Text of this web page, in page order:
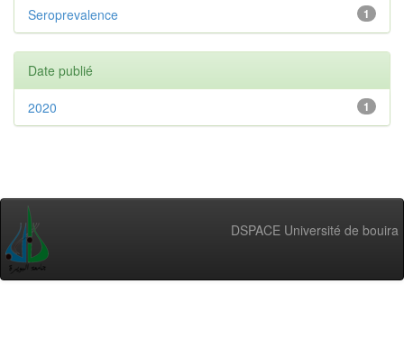
1
Seroprevalence
Date publié
1
2020
DSPACE Université de bouira